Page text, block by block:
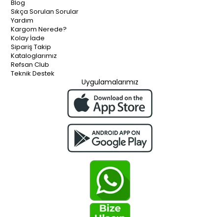
Blog
Sıkça Sorulan Sorular
Yardım
Kargom Nerede?
Kolay İade
Sipariş Takip
Kataloglarımız
Refsan Club
Teknik Destek
Uygulamalarımız